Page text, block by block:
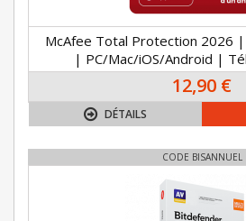
McAfee Total Protection 2026
| PC/Mac/iOS/Android |
12,90 €
DÉTAILS
CODE BISANNUEL